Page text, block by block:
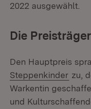
2022 ausgewählt.
Die Preisträger
Den Hauptpreis
Steppenkinder zu,
Warkentin
und